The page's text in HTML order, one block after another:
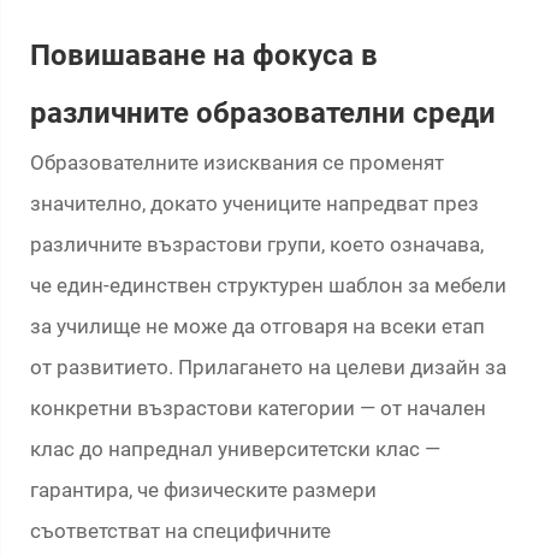
Повишаване на фокуса в
различните образователни среди
Образователните изисквания се променят
значително, докато учениците напредват през
различните възрастови групи, което означава,
че един-единствен структурен шаблон за мебели
за училище не може да отговаря на всеки етап
от развитието. Прилагането на целеви дизайн за
конкретни възрастови категории — от начален
клас до напреднал университетски клас —
гарантира, че физическите размери
съответстват на специфичните